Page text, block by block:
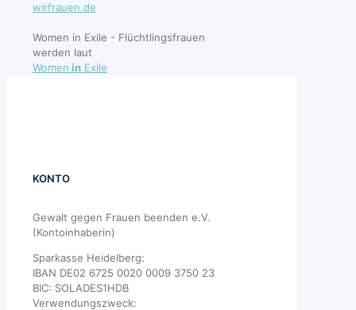
wirfrauen.de
Women in Exile - Flüchtlingsfrauen
werden laut
Women in Exile
KONTO
Gewalt gegen Frauen beenden e.V.
(Kontoinhaberin)
Sparkasse Heidelberg:
IBAN DE02 6725 0020 0009 3750 23
BIC: SOLADES1HDB
Verwendungszweck: